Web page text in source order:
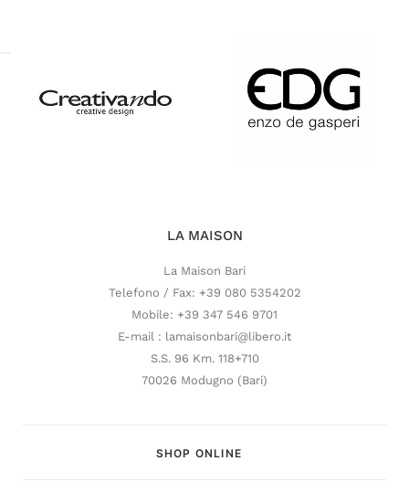
LA MAISON
La Maison Bari
Telefono / Fax: +39 080 5354202
Mobile: +39 347 546 9701
E-mail : lamaisonbari@libero.it
S.S. 96 Km. 118+710
70026 Modugno (Bari)
SHOP ONLINE